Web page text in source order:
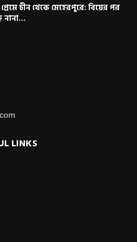
চীন থেকে মেহেরপুরে: বিয়ের পর
নানা...
LINKS